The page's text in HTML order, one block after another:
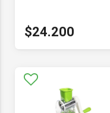
$24.200